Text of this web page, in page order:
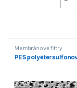
Membránové filtry
PES